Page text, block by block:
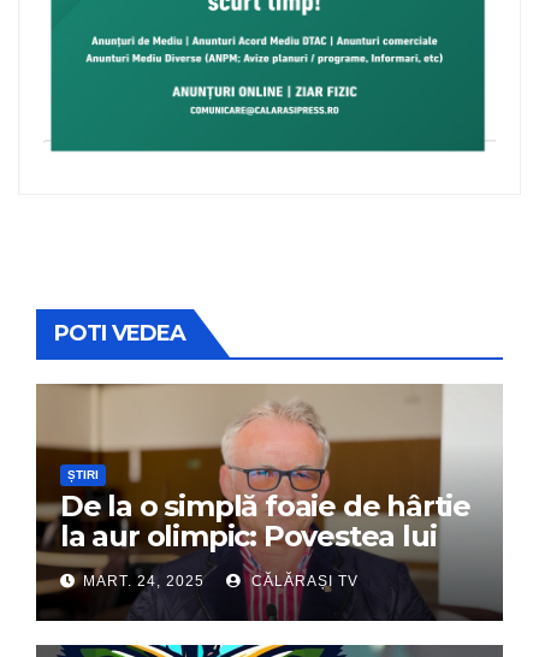
POTI VEDEA
ȘTIRI
De la o simplă foaie de hârtie
la aur olimpic: Povestea lui
Dumitru Chirilă
MART. 24, 2025 CĂLĂRAȘI TV